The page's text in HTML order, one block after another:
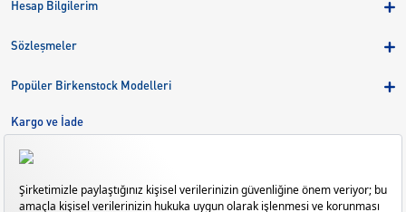
Birkenstock Group
Kariyer
Hesap Bilgilerim
Sipariş Takibi
Sözleşmeler
Kargo ve İade
Çerez Tercihlerini Yönetin
Popüler Birkenstock Modelleri
Gizeh
Mayari
Kargo ve İade
Bize Ulaşın